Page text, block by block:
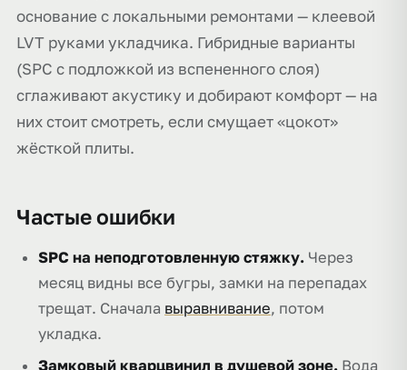
основание с локальными ремонтами — клеевой
LVT руками укладчика. Гибридные варианты
(SPC с подложкой из вспененного слоя)
сглаживают акустику и добирают комфорт — на
них стоит смотреть, если смущает «цокот»
жёсткой плиты.
Частые ошибки
SPC на неподготовленную стяжку. Через
месяц видны все бугры, замки на перепадах
трещат. Сначала выравнивание, потом
укладка.
Замковый кварцвинил в душевой зоне. Вода